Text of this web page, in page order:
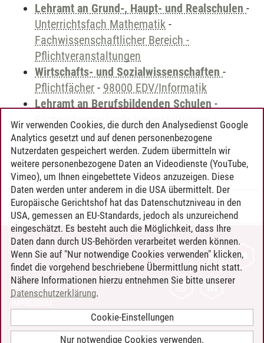
Lehramt an Grund-, Haupt- und Realschulen -
Unterrichtsfach Mathematik -
Fachwissenschaftlicher Bereich -
Pflichtveranstaltungen
Wirtschafts- und Sozialwissenschaften -
Pflichtfächer - 98000 EDV/Informatik
Lehramt an Berufsbildenden Schulen -
Fächerübergreifende Veranstaltungen-
Grundlagen der Informations- und
Kommunikationstechnologie
Timo Leder/30.06.2024
KONTAKT
LEUPHANA ALS ARBEITGEBER
INTRANET
BARRIEREFREIHEIT
Wir verwenden Cookies, die durch den Analysedienst Google
Analytics gesetzt und auf denen personenbezogene
Nutzerdaten gespeichert werden. Zudem übermitteln wir
weitere personenbezogene Daten an Videodienste (YouTube,
Vimeo), um Ihnen eingebettete Videos anzuzeigen. Diese
Daten werden unter anderem in die USA übermittelt. Der
Europäische Gerichtshof hat das Datenschutzniveau in den
USA, gemessen an EU-Standards, jedoch als unzureichend
eingeschätzt. Es besteht auch die Möglichkeit, dass Ihre
Daten dann durch US-Behörden verarbeitet werden können.
Wenn Sie auf "Nur notwendige Cookies verwenden" klicken,
findet die vorgehend beschriebene Übermittlung nicht statt.
Nähere Informationen hierzu entnehmen Sie bitte unserer
Datenschutzerklärung.
Cookie-Einstellungen
Nur notwendige Cookies verwenden.